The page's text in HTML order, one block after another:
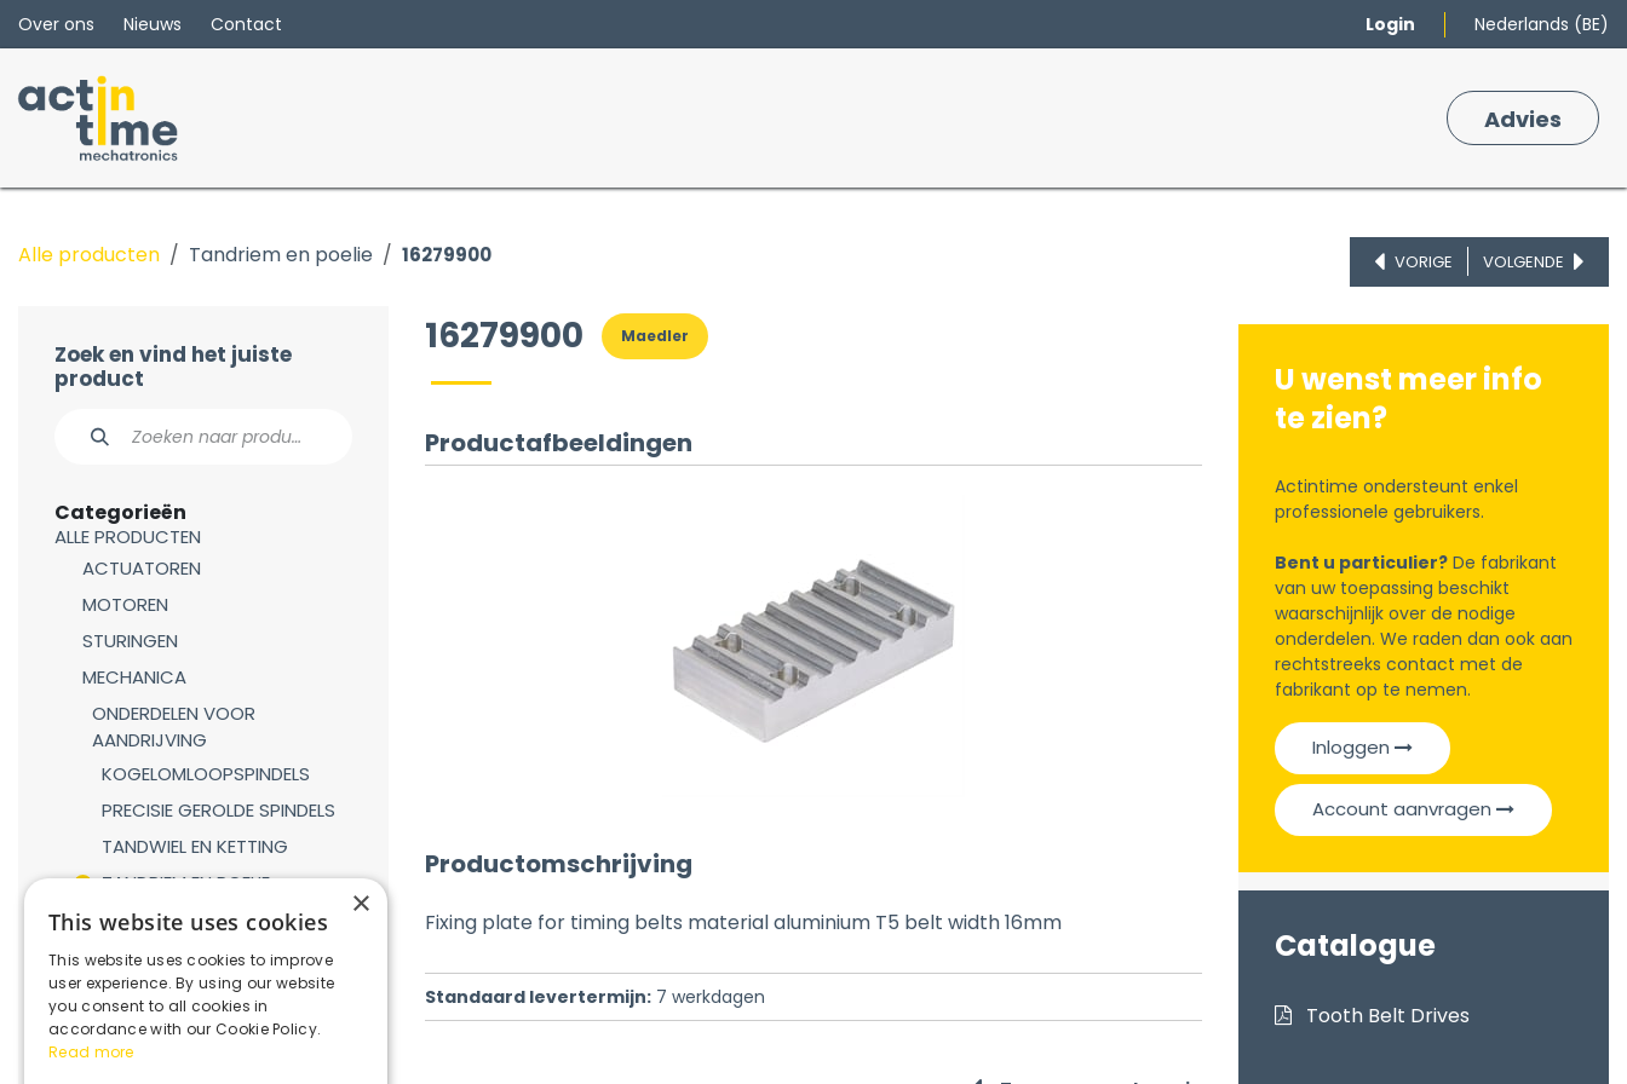
Overslaan naar inhoud
Over ons Nieuws Contact Login Nederlands (BE)
Adv​ies
Alle producten Tandriem en poelie 16279900 VORIGE VOLGENDE
Zoek en vind het juiste
product
Categorieën
ALLE PRODUCTEN
ACTUATOREN
MOTOREN
STURINGEN
MECHANICA
ONDERDELEN VOOR
AANDRIJVING
KOGELOMLOOPSPINDELS
PRECISIE GEROLDE SPINDELS
TANDWIEL EN KETTING
TANDRIEM EN POELIE
TANDHEUGEL EN TANDWIEL
LINEAIRE GELEIDINGEN
GASVEREN
KOPPELINGEN
REDUCTIEKASTEN
16279900 Maedler
Productafbeeldingen
Productomschrijving
Fixing plate for timing belts material aluminium T5 belt width 16mm
Standaard levertermijn: 7 werkdagen
U wenst meer info
te zien?
Actintime ondersteunt enkel
professionele gebruikers.
Bent u particulier? De fabrikant
van uw toepassing beschikt
waarschijnlijk over de nodige
onderdelen. We raden dan ook aan
rechtstreeks contact met de
fabrikant op te nemen.
Inloggen
Account aanvragen
Catalogue
Tooth Belt Drives
×
This website uses cookies
This website uses cookies to improve
user experience. By using our website
you consent to all cookies in
accordance with our Cookie Policy.
Read more